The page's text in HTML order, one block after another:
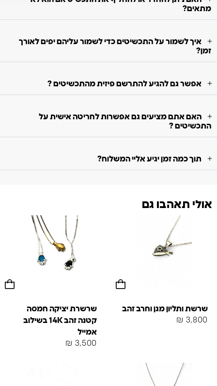
מתאים?
איך לשמור על התכשיטים כדי לשמור עליהם יפים לאורך
זמן?
אפשר גם להגיע להתרשם פיזית מהתכשיטים ?
האם אתם מציעים גם אפשרות לחריטה אישית על
התכשיטים ?
תוך כמה זמן יגיע אליי המשלוח?
אולי תאהבו גם
שרשת ותליון מגן וחרב זהב
₪ 3,800
שרשרת יציקה חמסה
קטנה זהב 14K בשילוב
אמייל
₪ 3,500